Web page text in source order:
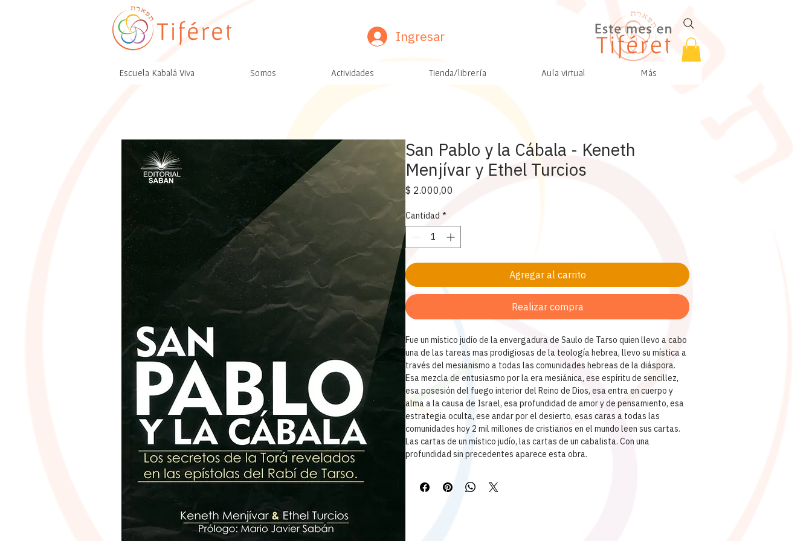
Ingresar
Escuela Kabalá Viva Somos Actividades Tienda/librería Aula virtual Más
San Pablo y la Cábala - Keneth
Menjívar y Ethel Turcios
$ 2.000,00
Cantidad *
Agregar al carrito
Realizar compra
Fue un místico judío de la envergadura de Saulo de Tarso quien llevo a cabo
una de las tareas mas prodigiosas de la teología hebrea, llevo su mística a
través del mesianismo a todas las comunidades hebreas de la diáspora.
Esa mezcla de entusiasmo por la era mesiánica, ese espíritu de sencillez,
esa posesión del fuego interior del Reino de Dios, esa entra en cuerpo y
alma a la causa de Israel, esa profundidad de amor y de pensamiento, esa
estrategia oculta, ese andar por el desierto, esas caras a todas las
comunidades hoy 2 mil millones de cristianos en el mundo leen sus cartas.
Las cartas de un místico judío, las cartas de un cabalista. Con una
profundidad sin precedentes aparece esta obra.